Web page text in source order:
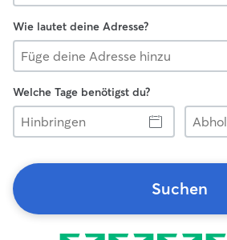
Wie lautet deine Adresse?
Welche Tage benötigst du?
Hinbringen
Abholen
Suchen